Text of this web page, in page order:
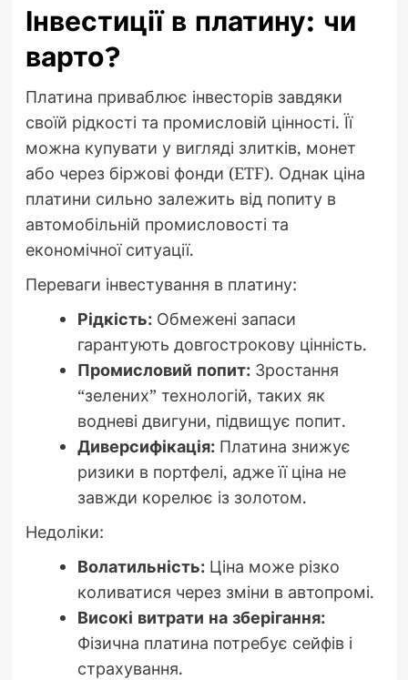
Інвестиції в платину: чи
варто?
Платина приваблює інвесторів завдяки
своїй рідкості та промисловій цінності. Її
можна купувати у вигляді злитків, монет
або через біржові фонди (ETF). Однак ціна
платини сильно залежить від попиту в
автомобільній промисловості та
економічної ситуації.
Переваги інвестування в платину:
Рідкість:Обмежені запаси
гарантують довгострокову цінність.
Промисловий попит:Зростання
“зелених” технологій, таких як
водневі двигуни, підвищує попит.
Диверсифікація:Платина знижує
ризики в портфелі, адже її ціна не
завжди корелює із золотом.
Недоліки:
Волатильність:Ціна може різко
коливатися через зміни в автопромі.
Високі витрати на зберігання:
Фізична платина потребує сейфів і
страхування.